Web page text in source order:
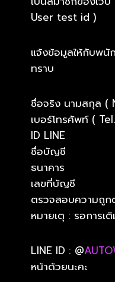
User test id )
แจ้งข้อมูลให้กับพนั
ทราบ
ชื่อจริง นามสกุล (
เบอร์โทรศัพท์ (
ID LINE
ชื่อบัญชี
ธนาคาร
เลขที่บัญชี
ตรวจสอบความถู
หมายเตุ : รอการเ
LINE ID : @
หน้าด้วยนะคะ